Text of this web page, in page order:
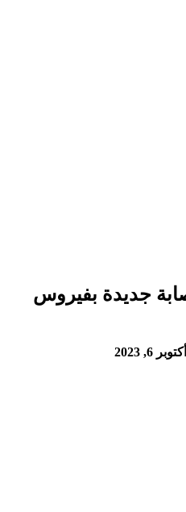
يسجل 138 إصابة جديدة بفيروس
أكتوبر 6, 2023